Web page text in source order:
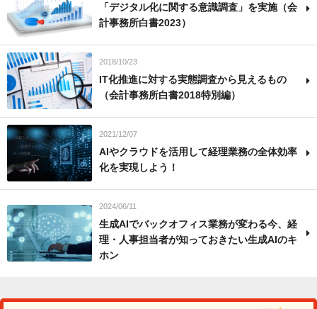
「デジタル化に関する意識調査」を実施（会
計事務所白書2023）
2018/10/23
IT化推進に対する実態調査から見えるもの
（会計事務所白書2018特別編）
2021/12/07
AIやクラウドを活用して経理業務の全体効率
化を実現しよう！
2024/06/11
生成AIでバックオフィス業務が変わる今、経
理・人事担当者が知っておきたい生成AIのキ
ホン